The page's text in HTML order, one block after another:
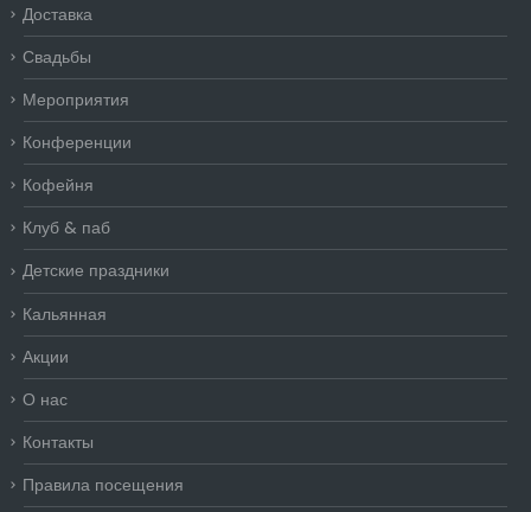
Доставка
Свадьбы
Мероприятия
Конференции
Кофейня
Клуб & паб
Детские праздники
Кальянная
Акции
О нас
Контакты
Правила посещения